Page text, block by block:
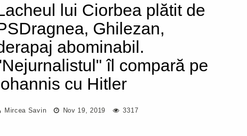
lui Ciorbea plătit de
Ghilezan,
abominabil.
îl compară pe
cu Hitler
Mircea Savin Nov 19, 2019 3317